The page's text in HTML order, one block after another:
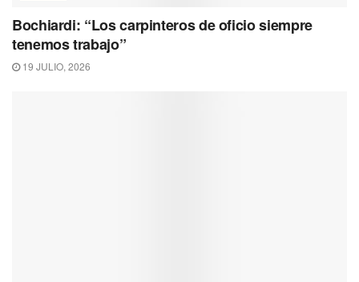
Bochiardi: “Los carpinteros de oficio siempre
tenemos trabajo”
19 JULIO, 2026